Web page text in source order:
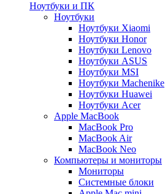
Ноутбуки и ПК
Ноутбуки
Ноутбуки Xiaomi
Ноутбуки Honor
Ноутбуки Lenovo
Ноутбуки ASUS
Ноутбуки MSI
Ноутбуки Machenike
Ноутбуки Huawei
Ноутбуки Acer
Apple MacBook
MacBook Pro
MacBook Air
MacBook Neo
Компьютеры и мониторы
Мониторы
Системные блоки